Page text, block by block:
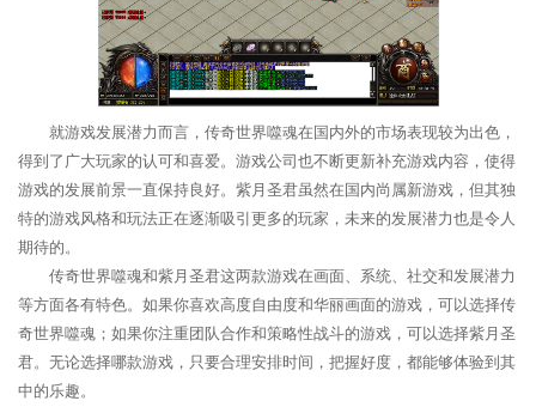
就游戏发展潜力而言，传奇世界噬魂在国内外的市场表现较为出色，
得到了广大玩家的认可和喜爱。游戏公司也不断更新补充游戏内容，使得
游戏的发展前景一直保持良好。紫月圣君虽然在国内尚属新游戏，但其独
特的游戏风格和玩法正在逐渐吸引更多的玩家，未来的发展潜力也是令人
期待的。
传奇世界噬魂和紫月圣君这两款游戏在画面、系统、社交和发展潜力
等方面各有特色。如果你喜欢高度自由度和华丽画面的游戏，可以选择传
奇世界噬魂；如果你注重团队合作和策略性战斗的游戏，可以选择紫月圣
君。无论选择哪款游戏，只要合理安排时间，把握好度，都能够体验到其
中的乐趣。